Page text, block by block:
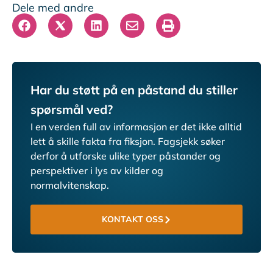
Dele med andre
Har du støtt på en påstand du stiller
spørsmål ved?
I en verden full av informasjon er det ikke alltid
lett å skille fakta fra fiksjon. Fagsjekk søker
derfor å utforske ulike typer påstander og
perspektiver i lys av kilder og
normalvitenskap.
KONTAKT OSS